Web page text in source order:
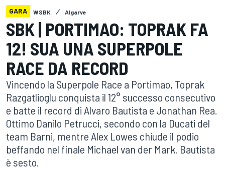
GARA WSBK Algarve
SBK | PORTIMAO: TOPRAK FA
12! SUA UNA SUPERPOLE
RACE DA RECORD
Vincendo la Superpole Race a Portimao, Toprak
Razgatlioglu conquista il 12° successo consecutivo
e batte il record di Alvaro Bautista e Jonathan Rea.
Ottimo Danilo Petrucci, secondo con la Ducati del
team Barni, mentre Alex Lowes chiude il podio
beffando nel finale Michael van der Mark. Bautista
è sesto.